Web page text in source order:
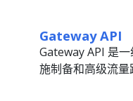
Gateway API
Gateway API 是
施制备和高级流量